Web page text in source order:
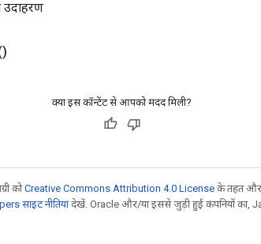
क्या इस कॉन्टेंट से आपको मदद मिली?
कोCreative Commons Attribution 4.0 License के तहत और
साइट नीतियांदेखें. Oracle और/या इससे जुड़ी हुई कंपनियों का,